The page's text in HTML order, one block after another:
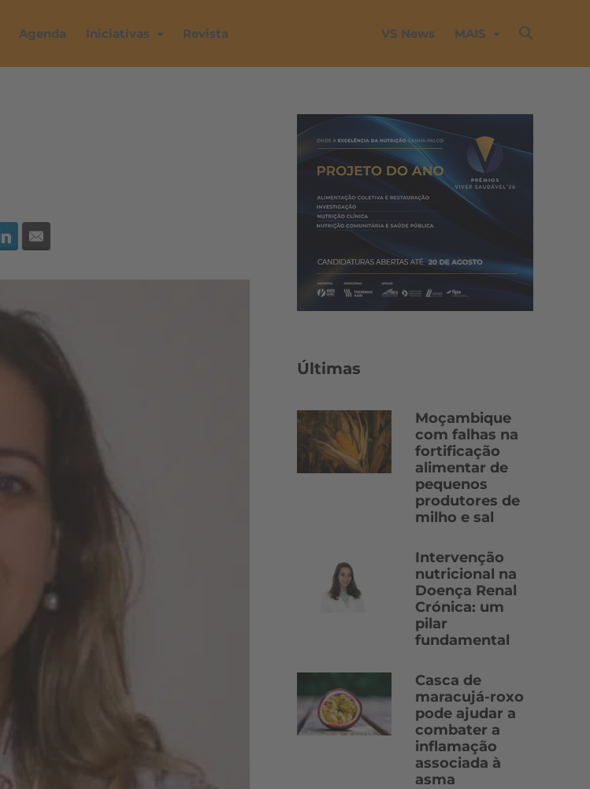
Agenda Iniciativas Revista VS News MAIS
Últimas
Moçambique
com falhas na
fortificação
alimentar de
pequenos
produtores de
milho e sal
Intervenção
nutricional na
Doença Renal
Crónica: um
pilar
fundamental
Casca de
maracujá-roxo
pode ajudar a
combater a
inflamação
associada à
asma